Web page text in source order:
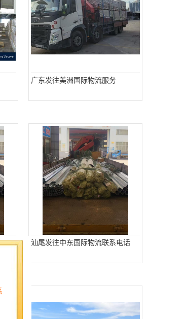
广东发往美洲国际物流服务
汕尾发往中东国际物流联系电话